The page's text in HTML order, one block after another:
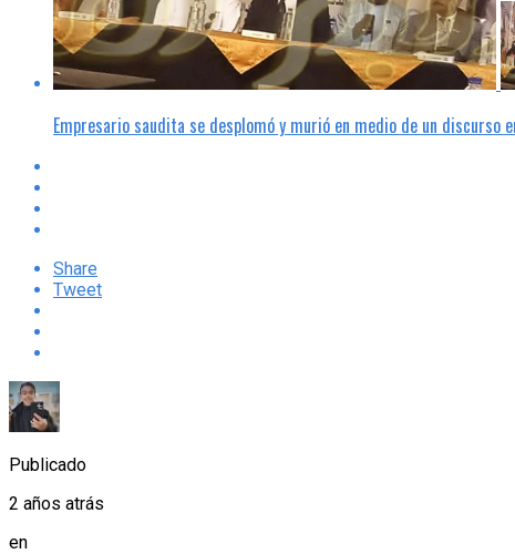
Empresario saudita se desplomó y murió en medio de un discurso
Share
Tweet
Publicado
2 años atrás
en